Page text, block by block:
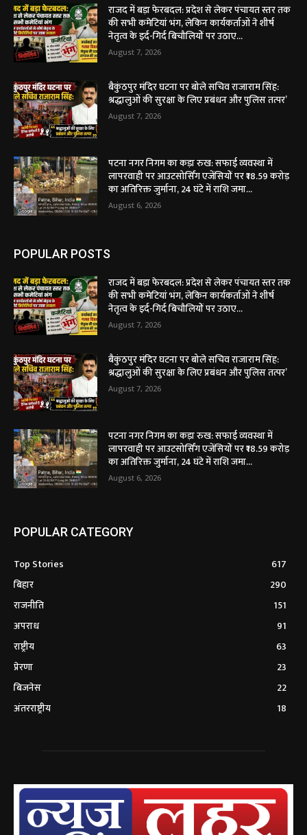
राजद में बड़ा फेरबदल: प्रदेश से लेकर पंचायत स्तर तक
की सभी कमेटियां भंग, लेकिन कार्यकर्ताओं ने शीर्ष
नेतृत्व के इर्द-गिर्द बिचौलियों पर उठाए...
August 7, 2026
बैकुंठपुर मंदिर घटना पर बोले सचिव राजाराम सिंह:
श्रद्धालुओं की सुरक्षा के लिए प्रबंधन और पुलिस तत्पर’
August 7, 2026
पटना नगर निगम का कड़ा रुख: सफाई व्यवस्था में
लापरवाही पर आउटसोर्सिंग एजेंसियों पर ₹18.59 करोड़
का अतिरिक्त जुर्माना, 24 घंटे में राशि जमा...
August 6, 2026
POPULAR POSTS
राजद में बड़ा फेरबदल: प्रदेश से लेकर पंचायत स्तर तक
की सभी कमेटियां भंग, लेकिन कार्यकर्ताओं ने शीर्ष
नेतृत्व के इर्द-गिर्द बिचौलियों पर उठाए...
August 7, 2026
बैकुंठपुर मंदिर घटना पर बोले सचिव राजाराम सिंह:
श्रद्धालुओं की सुरक्षा के लिए प्रबंधन और पुलिस तत्पर’
August 7, 2026
पटना नगर निगम का कड़ा रुख: सफाई व्यवस्था में
लापरवाही पर आउटसोर्सिंग एजेंसियों पर ₹18.59 करोड़
का अतिरिक्त जुर्माना, 24 घंटे में राशि जमा...
August 6, 2026
POPULAR CATEGORY
Top Stories
617
बिहार
290
राजनीति
151
अपराध
91
राष्ट्रीय
63
प्रेरणा
23
बिजनेस
22
अंतरराष्ट्रीय
18